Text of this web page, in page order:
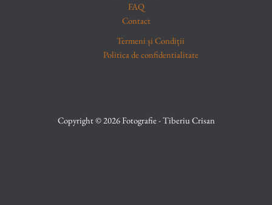
FAQ
Contact
Termeni și Condiții
Politica de confidentialitate
Copyright © 2026 Fotografie - Tiberiu Crisan